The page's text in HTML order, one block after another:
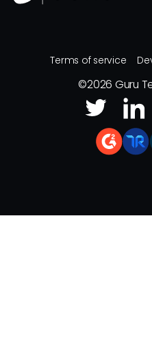
Terms of service
©2026 Guru